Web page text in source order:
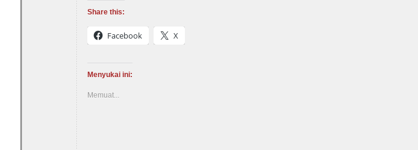
Share this:
Facebook X
Menyukai ini:
Memuat...